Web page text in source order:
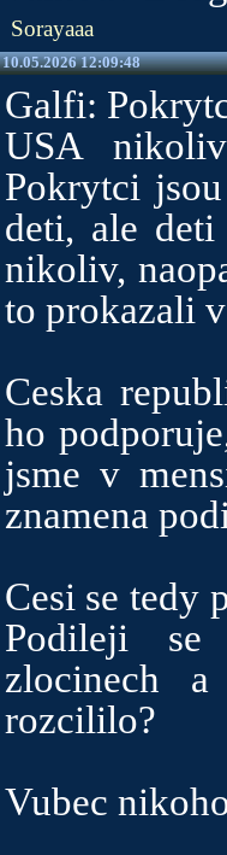
Sorayaaa
10.05.2026 12:09:48
Galfi:
USA
Pokrytci
deti, ale
nikoliv,
to prokazali
Ceska
ho
jsme v
znamena
Cesi se tedy
Podileji se
zlocinech
rozcililo?
Vubec